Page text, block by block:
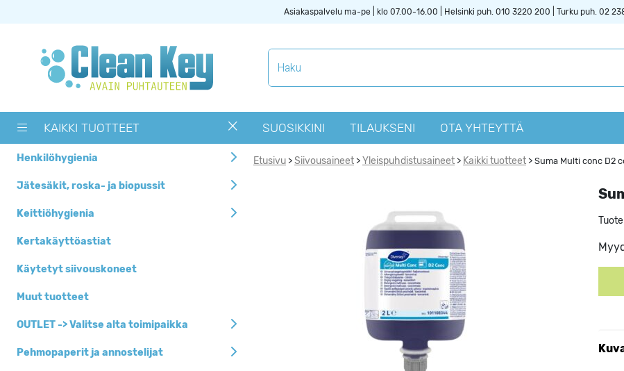
Asiakaspalvelu ma-pe | klo 07.00-16.00 | Helsinki puh. 010 3220 200 | Turku puh. 02
KAIKKI TUOTTEET SUOSIKKINI TILAUKSENI OTA YHTEYTTÄ
Henkilöhygienia
Jätesäkit, roska- ja biopussit
Keittiöhygienia
Kertakäyttöastiat
Käytetyt siivouskoneet
Muut tuotteet
OUTLET -> Valitse alta toimipaikka
Pehmopaperit ja annostelijat
Etusivu > Siivousaineet > Yleispuhdistusaineet > Kaikki tuotteet > Suma Multi conc D2
Tuotekategoriat
Muut tuotteet
alta toimipaikka
Pyykinpesukoneet ja
Siivouskoneiden
tarvikkeet
Uutuudet
-tarvikkeet